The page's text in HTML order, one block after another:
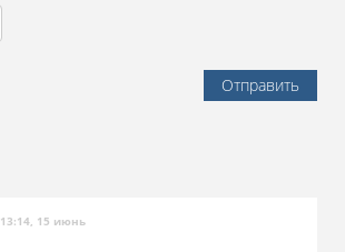
Отправить
13:14, 15 июнь